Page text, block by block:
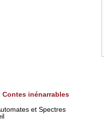
Contes inénarrables
et Spectres